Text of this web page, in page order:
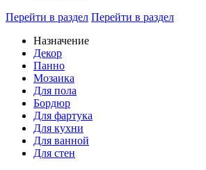
Перейти в раздел Перейти в раздел
Назначение
Декор
Панно
Мозаика
Для пола
Бордюр
Для фартука
Для кухни
Для ванной
Для стен